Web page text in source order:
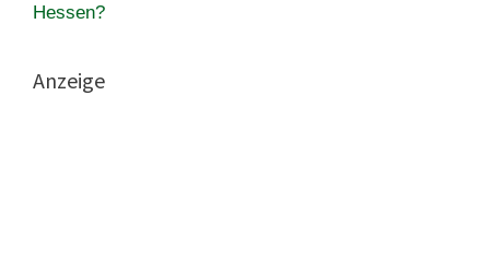
Hessen?
Anzeige